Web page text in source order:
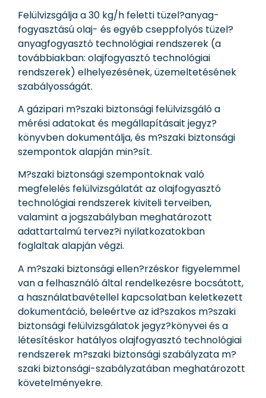
Felülvizsgálja a 30 kg/h feletti tüzel?anyag-
fogyasztású olaj- és egyéb cseppfolyós tüzel?
anyagfogyasztó technológiai rendszerek (a
továbbiakban: olajfogyasztó technológiai
rendszerek) elhelyezésének, üzemeltetésének
szabályosságát.
A gázipari m?szaki biztonsági felülvizsgáló a
mérési adatokat és megállapításait jegyz?
könyvben dokumentálja, és m?szaki biztonsági
szempontok alapján min?sít.
M?szaki biztonsági szempontoknak való
megfelelés felülvizsgálatát az olajfogyasztó
technológiai rendszerek kiviteli terveiben,
valamint a jogszabályban meghatározott
adattartalmú tervez?i nyilatkozatokban
foglaltak alapján végzi.
A m?szaki biztonsági ellen?rzéskor figyelemmel
van a felhasználó által rendelkezésre bocsátott,
a használatbavétellel kapcsolatban keletkezett
dokumentáció, beleértve az id?szakos m?szaki
biztonsági felülvizsgálatok jegyz?könyvei és a
létesítéskor hatályos olajfogyasztó technológiai
rendszerek m?szaki biztonsági szabályzata m?
szaki biztonsági-szabályzatában meghatározott
követelményekre.